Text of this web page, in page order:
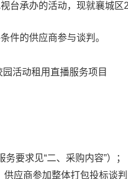
台承办的活动，现就襄城区
件的供应商参与谈判。
活动租用直播服务项目
要求见“二、采购内容”）；
供应商参加整体打包投标谈